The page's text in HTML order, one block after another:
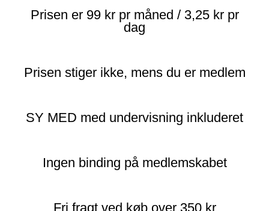
Prisen er 99 kr pr måned / 3,25 kr pr
dag
Prisen stiger ikke, mens du er medlem
SY MED med undervisning inkluderet
Ingen binding på medlemskabet
Fri fragt ved køb over 350 kr